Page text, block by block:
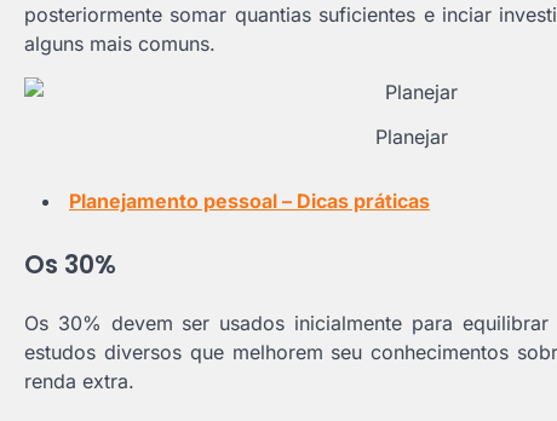
posteriormente somar quantias suficientes e inciar
alguns mais comuns.
Planejar
Planejamento pessoal – Dicas práticas
Os 30%
Os 30% devem ser usados inicialmente para
estudos diversos que melhorem seu conhecimentos
renda extra.